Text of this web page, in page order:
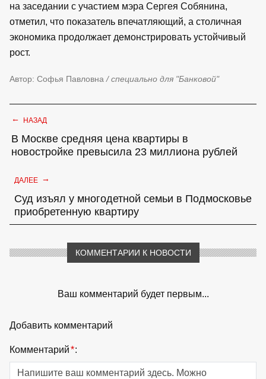
на заседании с участием мэра Сергея Собянина,
отметил, что показатель впечатляющий, а столичная
экономика продолжает демонстрировать устойчивый
рост.
Автор: Софья Павловна / специально для "Банковой"
← НАЗАД
В Москве средняя цена квартиры в
новостройке превысила 23 миллиона рублей
ДАЛЕЕ →
Суд изъял у многодетной семьи в Подмосковье
приобретенную квартиру
КОММЕНТАРИИ К НОВОСТИ
Ваш комментарий будет первым...
Добавить комментарий
Комментарий*: